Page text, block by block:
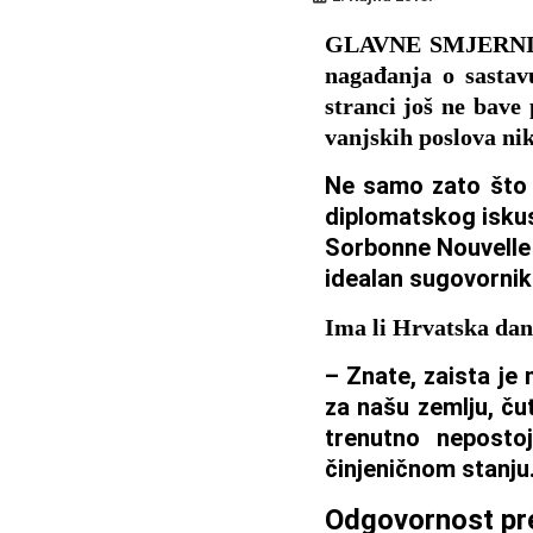
GLAVNE
nagađanja o
stranci još ne
vanjskih poslova
Ne samo zato
diplomatskog
Sorbonne
idealan
Ima li Hrvatska
– Znate, zaista je
za našu zemlju,
trenutno
činjeničnom
Odgovornost